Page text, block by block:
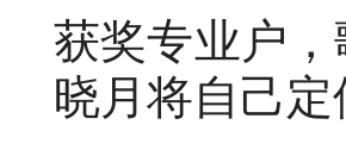
获奖专业户
晓月将自己定